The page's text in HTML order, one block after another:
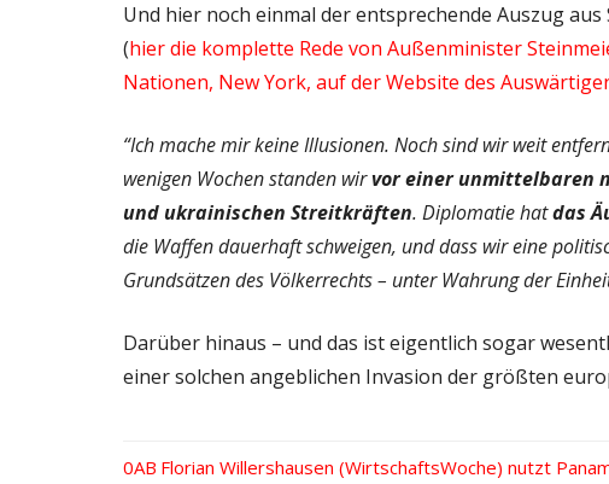
Und hier noch einmal der entsprechende Auszug
(hier die komplette Rede von Außenminister
Nationen, New York, auf der Website des
“Ich mache mir keine Illusionen. Noch sind wir weit
wenigen Wochen standen wirvor einer unmittelbaren
und ukrainischen Streitkräften. Diplomatie hatdas
die Waffen dauerhaft schweigen, und dass wir eine
Grundsätzen des Völkerrechts – unter Wahrung der
Darüber hinaus – und das ist eigentlich sogar
einer solchen angeblichen Invasion der größten
Vorheriger
Florian Willershausen (WirtschaftsWoche) nutzt